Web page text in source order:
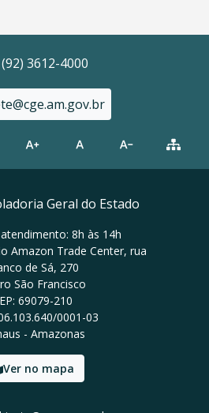
(92) 3612-4000
Geral do Estado
8h às 14h
Amazon Trade Center, rua
de Sá, 270
São Francisco
69079-210
0001-03
- Amazonas
Ver no mapa